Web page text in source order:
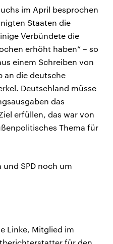
im April besprochen
Staaten die
Verbündete die
erhöht haben“ – so
einem Schreiben von
an die deutsche
Deutschland müsse
das
erfüllen, das war von
Thema für
SPD noch um
Linke, Mitglied im